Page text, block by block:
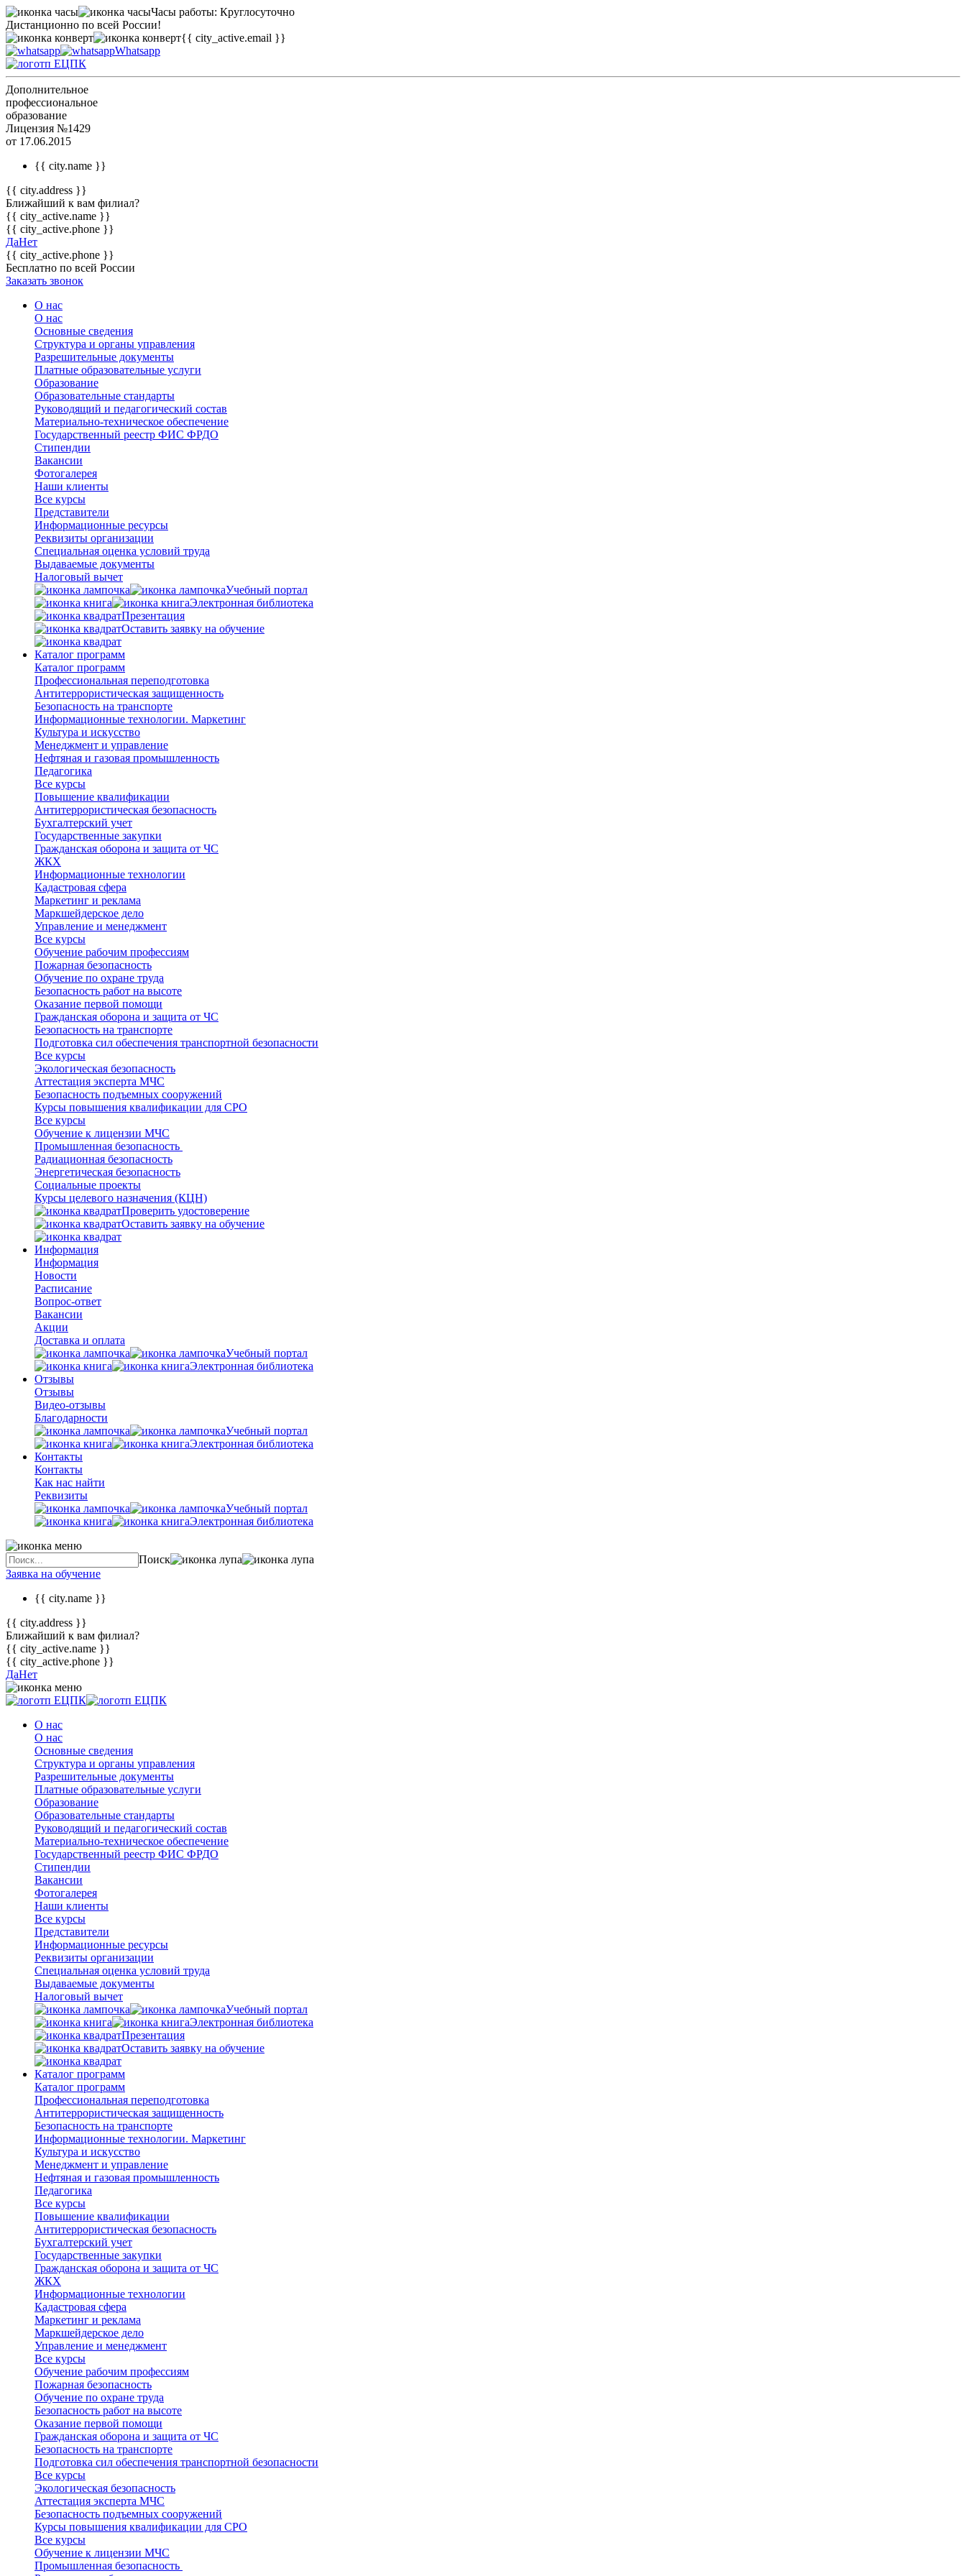
Часы работы: Круглосуточно
Дистанционно по всей России!
{{ city_active.email }}
Whatsapp
Дополнительное
профессиональное
образование
Лицензия №1429
от 17.06.2015
{{ city.name }}
{{ city.address }}
Ближайший к вам филиал?
{{ city_active.name }}
{{ city_active.phone }}
ДаНет
{{ city_active.phone }}
Бесплатно по всей России
Заказать звонок
О нас
О нас
Основные сведения
Структура и органы управления
Разрешительные документы
Платные образовательные услуги
Образование
Образовательные стандарты
Руководящий и педагогический состав
Материально-техническое обеспечение
Государственный реестр ФИС ФРДО
Стипендии
Вакансии
Фотогалерея
Наши клиенты
Все курсы
Представители
Информационные ресурсы
Реквизиты организации
Специальная оценка условий труда
Выдаваемые документы
Налоговый вычет
Учебный портал
Электронная библиотека
Презентация
Оставить заявку на обучение
Каталог программ
Каталог программ
Профессиональная переподготовка
Антитеррористическая защищенность
Безопасность на транспорте
Информационные технологии. Маркетинг
Культура и искусство
Менеджмент и управление
Нефтяная и газовая промышленность
Педагогика
Все курсы
Повышение квалификации
Антитеррористическая безопасность
Бухгалтерский учет
Государственные закупки
Гражданская оборона и защита от ЧС
ЖКХ
Информационные технологии
Кадастровая сфера
Маркетинг и реклама
Маркшейдерское дело
Управление и менеджмент
Все курсы
Обучение рабочим профессиям
Пожарная безопасность
Обучение по охране труда
Безопасность работ на высоте
Оказание первой помощи
Гражданская оборона и защита от ЧС
Безопасность на транспорте
Подготовка сил обеспечения транспортной безопасности
Все курсы
Экологическая безопасность
Аттестация эксперта МЧС
Безопасность подъемных сооружений
Курсы повышения квалификации для СРО
Все курсы
Обучение к лицензии МЧС
Промышленная безопасность
Радиационная безопасность
Энергетическая безопасность
Социальные проекты
Курсы целевого назначения (КЦН)
Проверить удостоверение
Оставить заявку на обучение
Информация
Информация
Новости
Расписание
Вопрос-ответ
Вакансии
Акции
Доставка и оплата
Учебный портал
Электронная библиотека
Отзывы
Отзывы
Видео-отзывы
Благодарности
Учебный портал
Электронная библиотека
Контакты
Контакты
Как нас найти
Реквизиты
Учебный портал
Электронная библиотека
Поиск
Заявка на обучение
{{ city.name }}
{{ city.address }}
Ближайший к вам филиал?
{{ city_active.name }}
{{ city_active.phone }}
ДаНет
О нас
О нас
Основные сведения
Структура и органы управления
Разрешительные документы
Платные образовательные услуги
Образование
Образовательные стандарты
Руководящий и педагогический состав
Материально-техническое обеспечение
Государственный реестр ФИС ФРДО
Стипендии
Вакансии
Фотогалерея
Наши клиенты
Все курсы
Представители
Информационные ресурсы
Реквизиты организации
Специальная оценка условий труда
Выдаваемые документы
Налоговый вычет
Учебный портал
Электронная библиотека
Презентация
Оставить заявку на обучение
Каталог программ
Каталог программ
Профессиональная переподготовка
Антитеррористическая защищенность
Безопасность на транспорте
Информационные технологии. Маркетинг
Культура и искусство
Менеджмент и управление
Нефтяная и газовая промышленность
Педагогика
Все курсы
Повышение квалификации
Антитеррористическая безопасность
Бухгалтерский учет
Государственные закупки
Гражданская оборона и защита от ЧС
ЖКХ
Информационные технологии
Кадастровая сфера
Маркетинг и реклама
Маркшейдерское дело
Управление и менеджмент
Все курсы
Обучение рабочим профессиям
Пожарная безопасность
Обучение по охране труда
Безопасность работ на высоте
Оказание первой помощи
Гражданская оборона и защита от ЧС
Безопасность на транспорте
Подготовка сил обеспечения транспортной безопасности
Все курсы
Экологическая безопасность
Аттестация эксперта МЧС
Безопасность подъемных сооружений
Курсы повышения квалификации для СРО
Все курсы
Обучение к лицензии МЧС
Промышленная безопасность